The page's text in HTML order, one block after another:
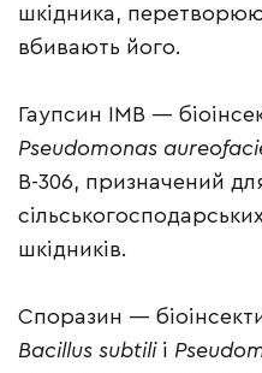
шкідника,
вбивають його.
Гаупсин ІМВ —
Pseudomonas
В-306, призначений
шкідників.
Споразин —
Bacillus subtili і